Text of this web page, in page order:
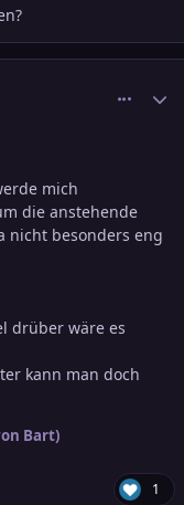
mich
die anstehende
nicht besonders eng
drüber wäre es
kann man doch
Bart)
1